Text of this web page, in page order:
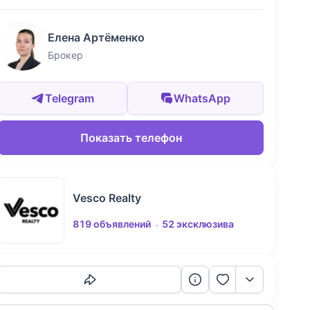
Елена Артёменко
Брокер
Telegram WhatsApp
Показать телефон
Vesco Realty
819 объявлений
52 эксклюзива